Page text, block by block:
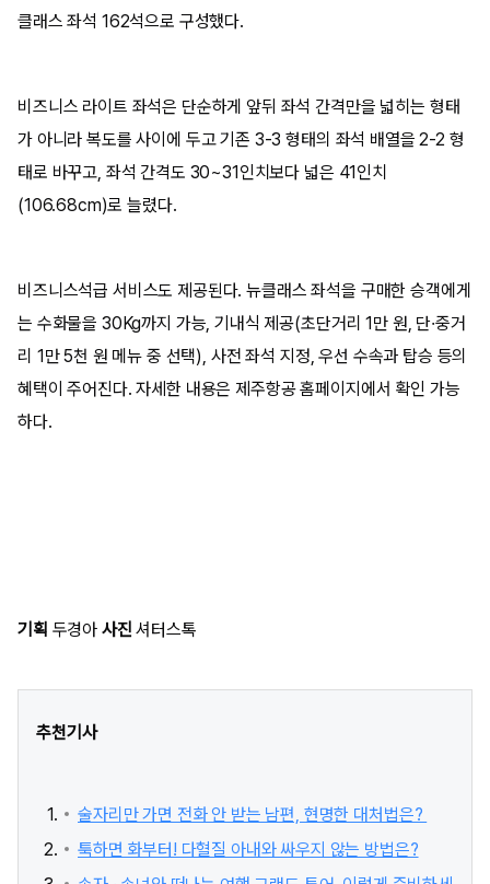
클래스 좌석 162석으로 구성했다.
비즈니스 라이트 좌석은 단순하게 앞뒤 좌석 간격만을 넓히는 형태
가 아니라 복도를 사이에 두고 기존 3-3 형태의 좌석 배열을 2-2 형
태로 바꾸고, 좌석 간격도 30~31인치보다 넓은 41인치
(106.68cm)로 늘렸다.
비즈니스석급 서비스도 제공된다. 뉴클래스 좌석을 구매한 승객에게
는 수화물을 30Kg까지 가능, 기내식 제공(초단거리 1만 원, 단·중거
리 1만 5천 원 메뉴 중 선택), 사전 좌석 지정, 우선 수속과 탑승 등의
혜택이 주어진다. 자세한 내용은 제주항공 홈페이지에서 확인 가능
하다.
기획 두경아 사진 셔터스톡
추천기사
술자리만 가면 전화 안 받는 남편, 현명한 대처법은?
툭하면 화부터! 다혈질 아내와 싸우지 않는 방법은?